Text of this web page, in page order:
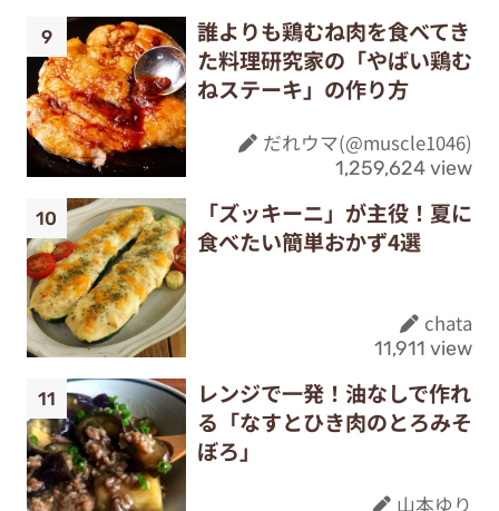
誰よりも鶏むね肉を食べてき
た料理研究家の「やばい鶏む
ねステーキ」の作り方
だれウマ(@muscle1046)
1,259,624 view
「ズッキーニ」が主役！夏に
食べたい簡単おかず4選
chata
11,911 view
レンジで一発！油なしで作れ
る「なすとひき肉のとろみそ
ぼろ」
山本ゆり